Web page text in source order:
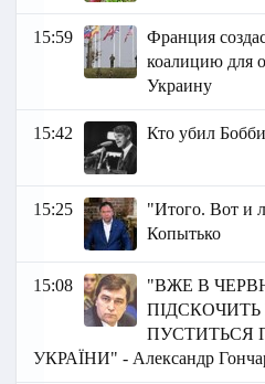
15:59
Франция
коалицию для
Украину
15:42 Кто убил
15:25
"Итого. Вот и
Копытько
15:08
"ВЖЕ В
ПІДСКОЧИТЬ
ПУСТИТЬСЯ
УКРАЇНИ" - Александр